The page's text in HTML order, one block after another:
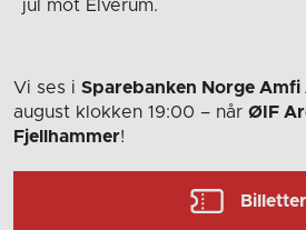
jul mot Elverum.
Vi ses i Sparebanken Norge Amfi
august klokken 19:00 – når ØIF
Fjellhammer!
Billetter